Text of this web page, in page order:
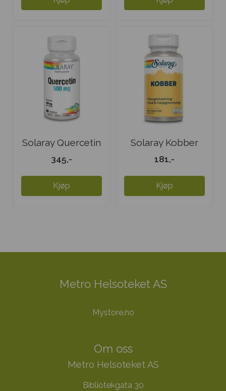
Solaray Quercetin
500 mg
345,-
Kjøp
Solaray Kobber
181,-
Kjøp
Metro Helsoteket AS
Mystore.no
Om oss
Metro Helsoteket AS
Bibliotekgata 30